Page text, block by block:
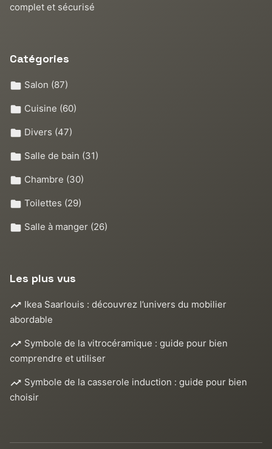
complet et sécurisé
Catégories
Salon (87)
Cuisine (60)
Divers (47)
Salle de bain (31)
Chambre (30)
Toilettes (29)
Salle à manger (26)
Les plus vus
Ikea Saarlouis : découvrez l’univers du mobilier
abordable
Symbole de la vitrocéramique : guide pour bien
comprendre et utiliser
Symbole de la casserole induction : guide pour bien
choisir